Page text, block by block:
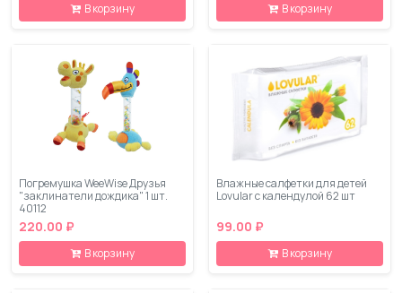
В корзину В корзину
Погремушка WeeWise Друзья
"заклинатели дождика" 1 шт.
40112
220.00 ₽
В корзину
Влажные салфетки для детей
Lovular с календулой 62 шт
99.00 ₽
В корзину